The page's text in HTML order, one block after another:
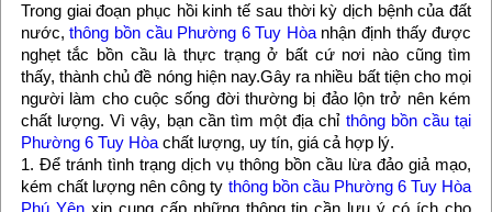
Trong giai đoạn phục hồi kinh tế sau thời kỳ dịch bệnh của đất
nước,thông bồn cầu Phường 6 Tuy Hòanhận định thấy được
nghẹt tắc bồn cầu là thực trạng ở bất cứ nơi nào cũng tìm
thấy, thành chủ đề nóng hiện nay.Gây ra nhiều bất tiện cho mọi
người làm cho cuộc sống đời thường bị đảo lộn trở nên kém
chất lượng. Vì vậy, bạn cần tìm một địa chỉ thông bồn cầu tại
Phường 6 Tuy Hòachất lượng, uy tín, giá cả hợp lý.
1. Để tránh tình trạng dịch vụ thông bồn cầu lừa đảo giả mạo,
kém chất lượng nên công ty thông bồn cầu Phường 6 Tuy Hòa
Phú Yênxin cung cấp những thông tin cần lưu ý có ích cho